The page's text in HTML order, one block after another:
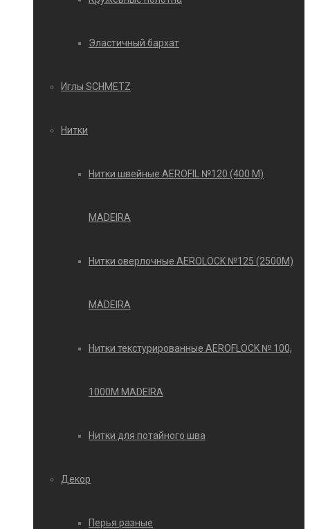
Эластичный бархат
Иглы SCHMETZ
Нитки
Нитки швейные AEROFIL №120 (400 М)
MADEIRA
Нитки оверлочные AEROLOCK №125 (2500М)
MADEIRA
Нитки текстурированные AEROFLOCK № 100,
1000М MADEIRA
Нитки для потайного шва
Декор
Перья разные